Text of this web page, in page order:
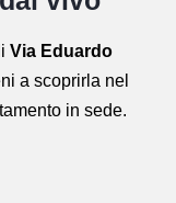
Via Eduardo
a scoprirla nel
in sede.